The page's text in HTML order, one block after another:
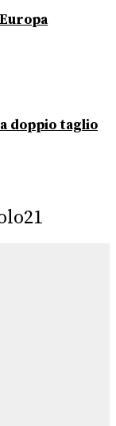
doppio taglio